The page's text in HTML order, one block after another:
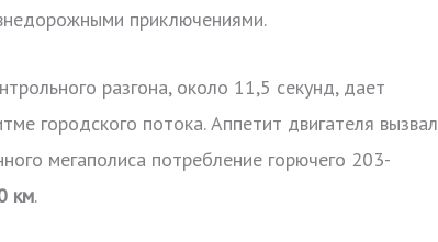
приключениями.
разгона, около 11,5 секунд, дает
городского потока. Аппетит двигателя вызвал
мегаполиса потребление горючего 203-
км.